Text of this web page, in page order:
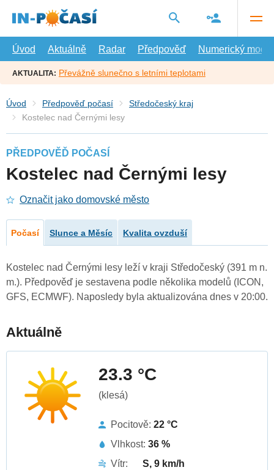
hlavní
Úvod
Aktuálně Radar Předpověď Numerický model
AKTUALITA: Převážně slunečno s letními teplotami
Úvod Předpověď počasí
Středočeský kraj
Kostelec nad Černými lesy
PŘEDPOVĚĎ POČASÍ
Kostelec nad Černými lesy
Označit jako domovské město
Počasí Slunce a Měsíc Kvalita ovzduší
Kostelec nad Černými lesy leží v kraji Středočeský (391 m n.
m.). Předpověď je sestavena podle několika modelů (ICON,
GFS, ECMWF). Naposledy byla aktualizována dnes v 20:00.
Aktuálně
23.3 °C
(klesá)
Pocitově: 22 °C
Vlhkost: 36 %
Vítr:
S, 9 km/h